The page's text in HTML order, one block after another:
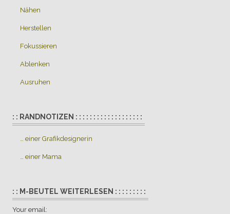
Nähen
Herstellen
Fokussieren
Ablenken
Ausruhen
: : RANDNOTIZEN : : : : : : : : : : : : : : : : : : :
… einer Grafikdesignerin
… einer Mama
: : M-BEUTEL WEITERLESEN : : : : : : : : :
Your email: